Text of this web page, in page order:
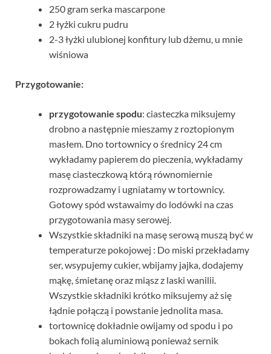
250 gram serka mascarpone
2 łyżki cukru pudru
2-3 łyżki ulubionej konfitury lub dżemu, u mnie
wiśniowa
Przygotowanie:
przygotowanie spodu: ciasteczka miksujemy
drobno a następnie mieszamy z roztopionym
masłem. Dno tortownicy o średnicy 24 cm
wykładamy papierem do pieczenia, wykładamy
masę ciasteczkową którą równomiernie
rozprowadzamy i ugniatamy w tortownicy.
Gotowy spód wstawaimy do lodówki na czas
przygotowania masy serowej.
Wszystkie składniki na masę serową muszą być w
temperaturze pokojowej : Do miski przekładamy
ser, wsypujemy cukier, wbijamy jajka, dodajemy
mąkę, śmietanę oraz miąsz z laski wanilii.
Wszystkie składniki krótko miksujemy aż się
łądnie połączą i powstanie jednolita masa.
tortownicę dokładnie owijamy od spodu i po
bokach folią aluminiową ponieważ sernik